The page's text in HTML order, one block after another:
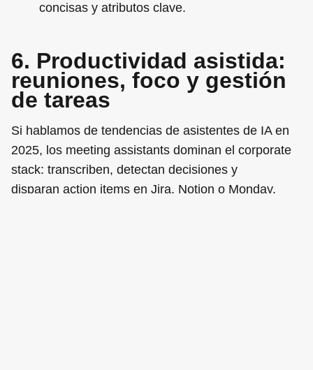
concisas y atributos clave.
6. Productividad asistida:
reuniones, foco y gestión
de tareas
Si hablamos de tendencias de asistentes de IA en
2025, los meeting assistants dominan el corporate
stack: transcriben, detectan decisiones y
disparan action items en Jira, Notion o Monday.